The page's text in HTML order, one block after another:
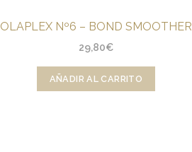
OLAPLEX Nº6 – BOND SMOOTHER
29,80€
AÑADIR AL CARRITO